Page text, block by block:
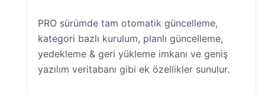
PRO sürümde tam otomatik güncelleme,
kategori bazlı kurulum, planlı güncelleme,
yedekleme & geri yükleme imkanı ve geniş
yazılım veritabanı gibi ek özellikler sunulur.